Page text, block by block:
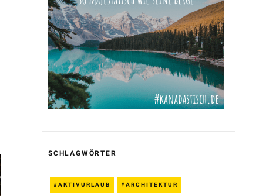
SCHLAGWÖRTER
AKTIVURLAUB ARCHITEKTUR